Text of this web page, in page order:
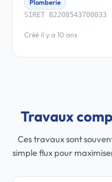
Plomberie
SIRET 82208543700033
Créé il y a 10 ans
Travaux
Ces travaux sont
simple flux pour